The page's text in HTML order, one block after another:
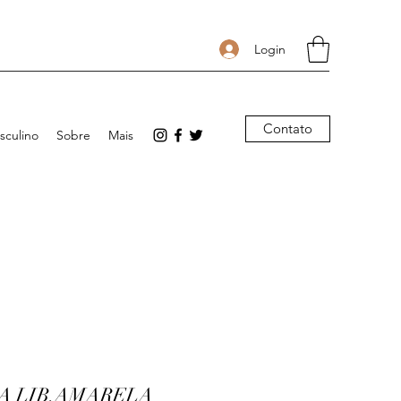
Login
Sobre Mais Contato
LIB.AMARELA